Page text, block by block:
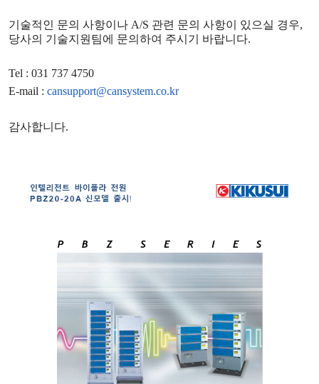
기술적인 문의 사항이나 A/S 관련 문의 사항이 있으실 경우,
당사의 기술지원팀에 문의하여 주시기 바랍니다.
Tel : 031 737 4750
E-mail : cansupport@cansystem.co.kr
감사합니다.